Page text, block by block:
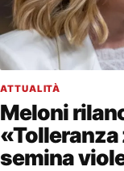
ATTUALITÀ
Meloni
semina